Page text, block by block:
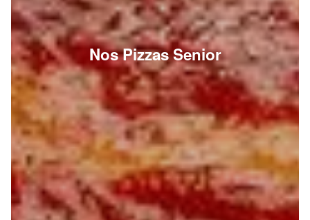
Nos Pizzas Senior